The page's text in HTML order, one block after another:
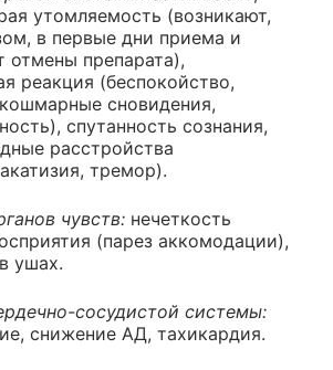
утомляемость (возникают,
в первые дни приема и
отмены препарата),
реакция (беспокойство,
сновидения,
спутанность сознания,
расстройства
тремор).
чувств: нечеткость
(парез аккомодации),
ушах.
сосудистой системы:
снижение АД, тахикардия.